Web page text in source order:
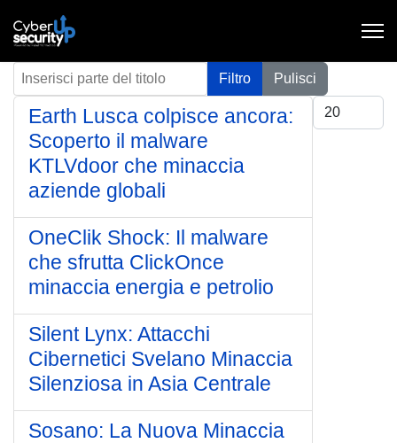
Inserisci parte del titolo Filtro
Pulisci
Visualizza #
Earth Lusca colpisce ancora:
Scoperto il malware
KTLVdoor che minaccia
aziende globali
OneClik Shock: Il malware
che sfrutta ClickOnce
minaccia energia e petrolio
Silent Lynx: Attacchi
Cibernetici Svelano Minaccia
Silenziosa in Asia Centrale
Sosano: La Nuova Minaccia